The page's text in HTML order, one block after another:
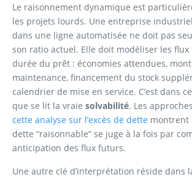
Le raisonnement dynamique est
les projets lourds. Une entreprise
dans une ligne automatisée ne doit pas
son ratio actuel. Elle doit modéliser les
durée du prêt : économies attendues,
maintenance, financement du stock
calendrier de mise en service. C’est dans
que se lit la vraie solvabilité. Les
cette analyse sur l’excès de dette montrent
dette “raisonnable” se juge à la fois par
anticipation des flux futurs.
Une autre clé d’interprétation réside dans